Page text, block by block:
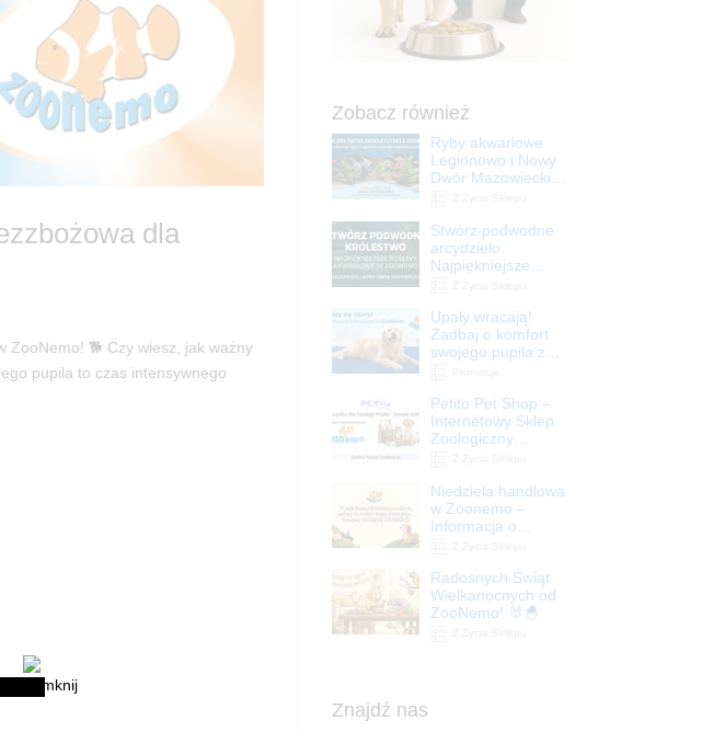
dla
ZooNemo! 🐕 Czy wiesz, jak ważny
pupila to czas intensywnego
Zobacz również
Ryby akwariowe
Legionowo i Nowy
Dwór Mazowiecki –
Stwórz podwodne
arcydzieło:
Najpiękniejsze
Legionowo i Nowy
Dwór Mazowiecki
Upały wracają!
Zadbaj o komfort
swojego pupila z
ZooNemo
Petito Pet Shop –
Internetowy Sklep
Zoologiczny
| ZooNemo
Niedziela handlowa
w Zoonemo –
Informacja o
Radosnych Świąt
Wielkanocnych od
ZooNemo! 🐰🐣
Znajdź nas